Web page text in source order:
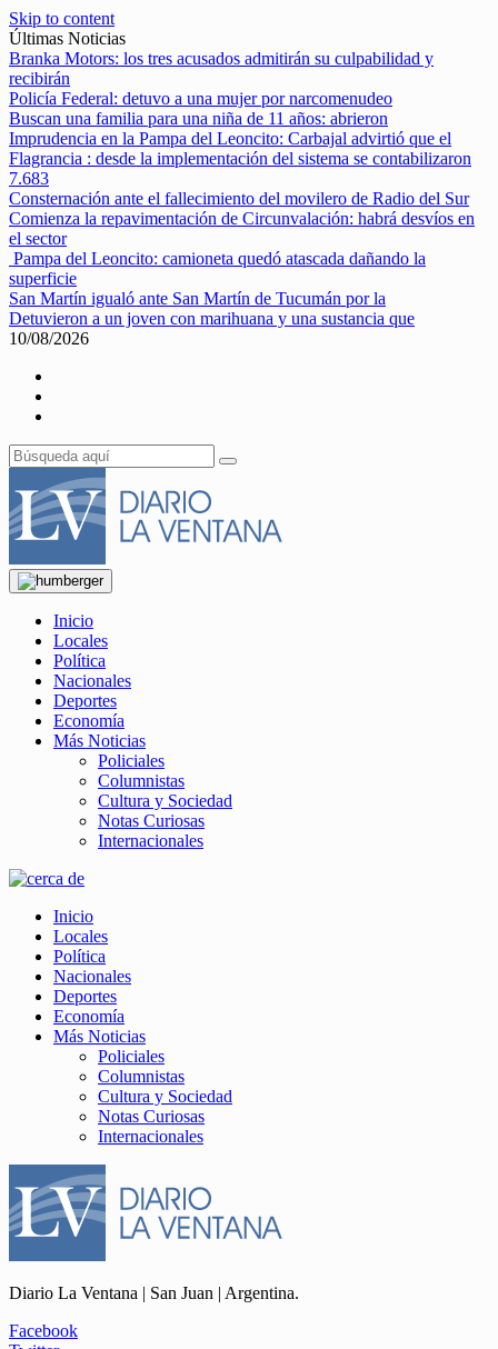
Skip to content
Últimas Noticias
Branka Motors: los tres acusados admitirán su culpabilidad y
recibirán
Policía Federal: detuvo a una mujer por narcomenudeo
Buscan una familia para una niña de 11 años: abrieron
Imprudencia en la Pampa del Leoncito: Carbajal advirtió que el
Flagrancia : desde la implementación del sistema se contabilizaron
7.683
Consternación ante el fallecimiento del movilero de Radio del Sur
Comienza la repavimentación de Circunvalación: habrá desvíos en
el sector
Pampa del Leoncito: camioneta quedó atascada dañando la
superficie
San Martín igualó ante San Martín de Tucumán por la
Detuvieron a un joven con marihuana y una sustancia que
10/08/2026
Inicio
Locales
Política
Nacionales
Deportes
Economía
Más Noticias
Policiales
Columnistas
Cultura y Sociedad
Notas Curiosas
Internacionales
Inicio
Locales
Política
Nacionales
Deportes
Economía
Más Noticias
Policiales
Columnistas
Cultura y Sociedad
Notas Curiosas
Internacionales
Diario La Ventana | San Juan | Argentina.
Facebook